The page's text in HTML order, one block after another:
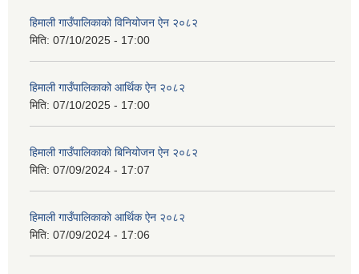
हिमाली गाउँपालिकाको विनियोजन ऐन २०८२
मिति: 07/10/2025 - 17:00
हिमाली गाउँपालिकाको आर्थिक ऐन २०८२
मिति: 07/10/2025 - 17:00
हिमाली गाउँपालिकाकाे बिनियोजन ऐन २०८२
मिति: 07/09/2024 - 17:07
हिमाली गाउँपालिकाकाे आर्थिक ऐन २०८२
मिति: 07/09/2024 - 17:06